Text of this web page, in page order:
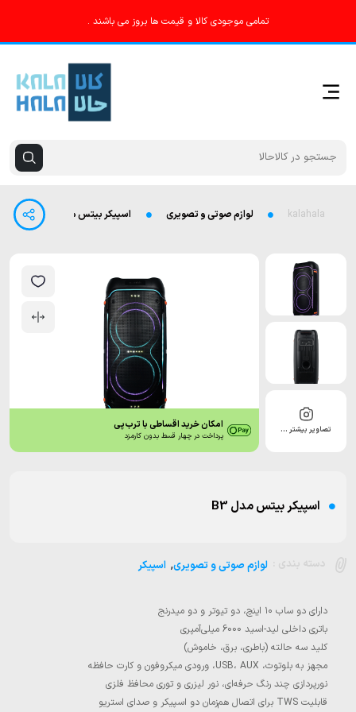
تمامی موجودی کالا و قیمت ها بروز می باشند .
kalahala لوازم صوتی و تصویری اسپیکر بیتس مدل B3
تصاویر بیشتر … امکان خرید اقساطی با ترب‌پی
پرداخت در چهار قسط بدون کارمزد
اسپیکر بیتس مدل B3
لوازم صوتی و تصویری, اسپیکر